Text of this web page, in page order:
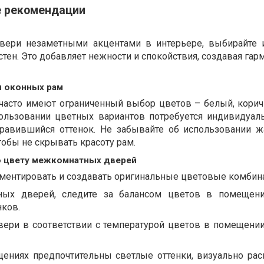
рекомендации
незаметными акцентами в интерьере, выбирайте
Это добавляет нежности и спокойствия, создавая
оконных рам
имеют ограниченный выбор цветов – белый,
цветных вариантов потребуется
оттенок. Не забывайте об использовании
не скрывать красоту рам.
межкомнатных дверей
и создавать оригинальные цветовые
дверей, следите за балансом цветов в
в соответствии с температурой цветов в
предпочтительны светлые оттенки, визуально